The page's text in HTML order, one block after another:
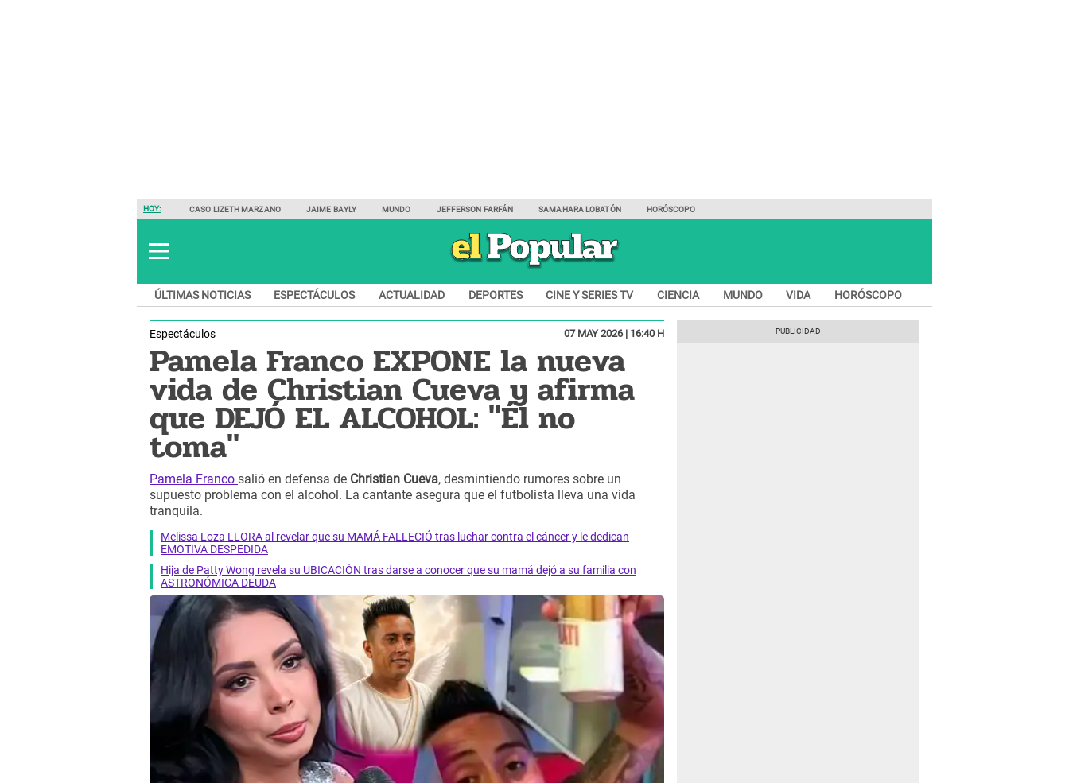
HOY: CASO LIZETH MARZANO JAIME BAYLY MUNDO JEFFERSON FARFÁN SAMAHARA LOBATÓN HORÓSCOPO
ÚLTIMAS NOTICIAS ESPECTÁCULOS ACTUALIDAD DEPORTES CINE Y SERIES TV CIENCIA MUNDO VIDA HORÓSCOPO
Espectáculos 07 MAY 2026 | 16:40 H
Pamela Franco EXPONE la nueva
vida de Christian Cueva y afirma
que DEJÓ EL ALCOHOL: "Él no
toma"
Pamela Franco salió en defensa de Christian Cueva, desmintiendo rumores sobre un
supuesto problema con el alcohol. La cantante asegura que el futbolista lleva una vida
tranquila.
Melissa Loza LLORA al revelar que su MAMÁ FALLECIÓ tras luchar contra el cáncer y le dedican
EMOTIVA DESPEDIDA
Hija de Patty Wong revela su UBICACIÓN tras darse a conocer que su mamá dejó a su familia con
ASTRONÓMICA DEUDA